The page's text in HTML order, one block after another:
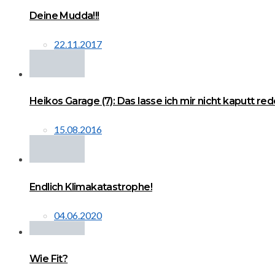
Deine Mudda!!!
22.11.2017
Heikos Garage (7): Das lasse ich mir nicht kaputt
15.08.2016
Endlich Klimakatastrophe!
04.06.2020
Wie Fit?